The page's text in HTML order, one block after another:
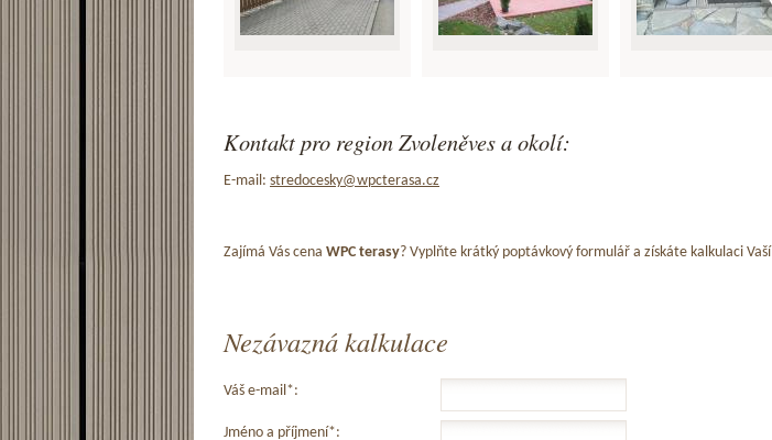
Kontakt pro region Zvoleněves a okolí:
E-mail: stredocesky@wpcterasa.cz
Zajímá Vás cena WPC terasy? Vyplňte krátký poptávkový formulář a získáte kalkulaci Vaší
Nezávazná kalkulace
Váš e-mail*:
Jméno a příjmení*: